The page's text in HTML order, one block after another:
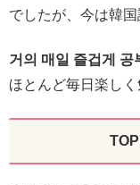
でしたが、今は韓
거의 매일 즐겁게 공
ほとんど毎日楽しく